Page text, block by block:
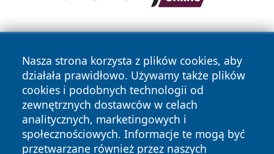
Nasza strona korzysta z plików cookies, aby
działała prawidłowo. Używamy także plików
cookies i podobnych technologii od
zewnętrznych dostawców w celach
analitycznych, marketingowych i
społecznościowych. Informacje te mogą być
przetwarzane również przez naszych
Copyright © 2026 nowosadecki24.pl Wszystkie prawa
zastrzeżone.